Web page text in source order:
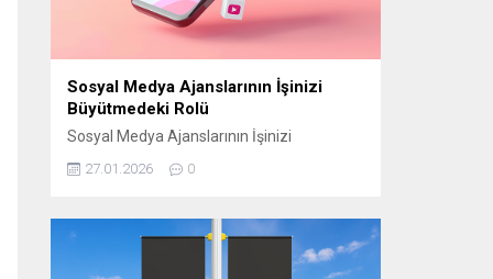
özel tasarlanan...
Sosyal Medya Ajanslarının İşinizi
Büyütmedeki Rolü
Sosyal Medya Ajanslarının İşinizi
Büyütmedeki Rolü Günümüzde sosyal
medya, işletmelerin hedef kitlelerine
geldi. Ancak bu başarıyı elde edebilmek için
doğru stratejilerin belirlenmesi gerekir.
Sosyal medya ajansları, işletmelerin dijital
27.01.2026 0